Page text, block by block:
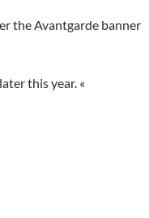
the Avantgarde banner
this year. «